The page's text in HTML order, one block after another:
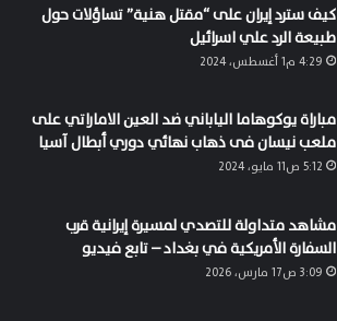
كيف سترد إيران على “مقتل هنية” تساؤلات حول
طبيعة الرد علي اسرائيل
4:29 م1 أغسطس، 2024
مباراة يوكوهاما الياباني ضد العين الاماراتي على
ملعب نيسان فى ذهاب نهائي دوري أبطال آسيا
5:12 ص11 مايو، 2024
مشاهد متداولة للتصدي لمسيرة إيرانية قرب
السفارة الأمريكية في بغداد – تابع فيديو
3:09 ص17 مارس، 2026